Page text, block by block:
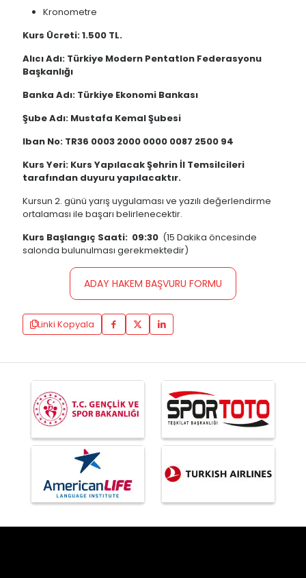
Kronometre
Kurs Ücreti: 1.500 TL.
Alıcı Adı: Türkiye Modern Pentatlon Federasyonu
Başkanlığı
Banka Adı: Türkiye Ekonomi Bankası
Şube Adı: Mustafa Kemal Şubesi
Iban No: TR36 0003 2000 0000 0087 2500 94
Kurs Yeri: Kurs Yapılacak Şehrin İl Temsilcileri
tarafından duyuru yapılacaktır.
Kursun 2. günü yarış uygulaması ve yazılı değerlendirme
ortalaması ile başarı belirlenecektir.
Kurs Başlangıç Saati: 09:30 (15 Dakika öncesinde
salonda bulunulması gerekmektedir)
ADAY HAKEM BAŞVURU FORMU
Linki Kopyala